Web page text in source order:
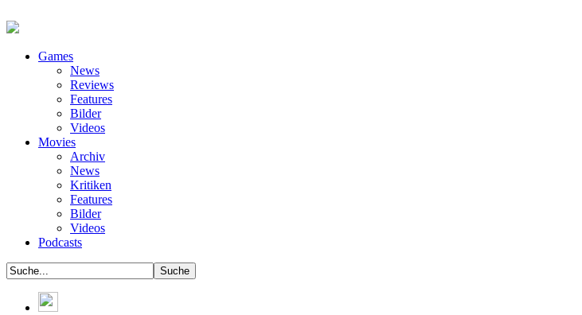
Games
News
Reviews
Features
Bilder
Videos
Movies
Archiv
News
Kritiken
Features
Bilder
Videos
Podcasts